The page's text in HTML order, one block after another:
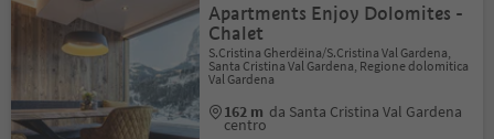
Apartments Enjoy Dolomites -
Chalet
S.Cristina Gherdëina/S.Cristina Val Gardena,
Santa Cristina Val Gardena, Regione dolomitica
Val Gardena
162 m da Santa Cristina Val Gardena
centro